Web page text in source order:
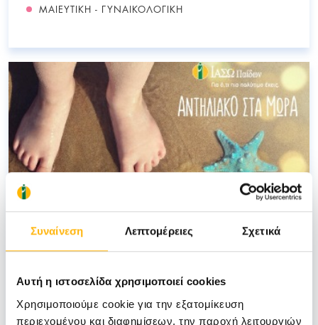
Συναίνεση Λεπτομέρειες Σχετικά
Αυτή η ιστοσελίδα χρησιμοποιεί cookies
Χρησιμοποιούμε cookie για την εξατομίκευση
περιεχομένου και διαφημίσεων, την παροχή λειτουργιών
ΜΑΙΕΥΤΙΚΗ - ΓΥΝΑΙΚΟΛΟΓΙΚΗ
ΓΕΩΡΓΟΥΝΤΖΟΥ ΑΝΑΣΤΑΣΙΑ
03/08/2020